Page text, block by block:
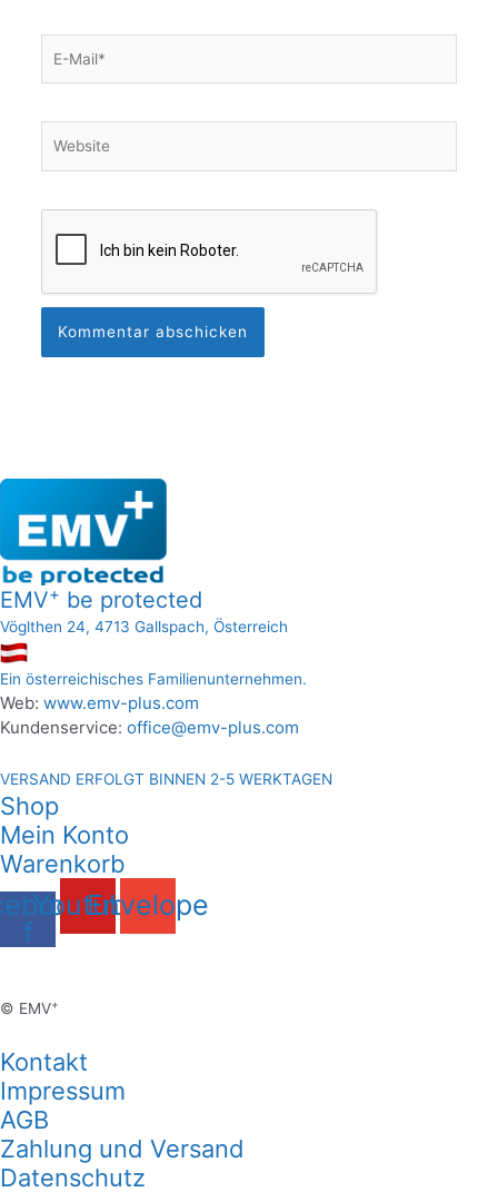
Mail*
EMV+ be protected
Vöglthen 24, 4713 Gallspach, Österreich
Ein österreichisches Familienunternehmen.
Web: www.emv-plus.com
Kundenservice: office@emv-plus.com
VERSAND ERFOLGT BINNEN 2-5 WERKTAGEN
Shop
Mein Konto
Warenkorb
f
YoutubeEnvelope
© EMV+
Kontakt
Impressum
AGB
Zahlung und Versand
Datenschutz